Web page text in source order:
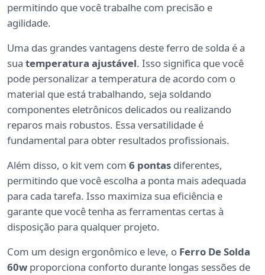
permitindo que você trabalhe com precisão e
agilidade.
Uma das grandes vantagens deste ferro de solda é a
sua temperatura ajustável. Isso significa que você
pode personalizar a temperatura de acordo com o
material que está trabalhando, seja soldando
componentes eletrônicos delicados ou realizando
reparos mais robustos. Essa versatilidade é
fundamental para obter resultados profissionais.
Além disso, o kit vem com 6 pontas diferentes,
permitindo que você escolha a ponta mais adequada
para cada tarefa. Isso maximiza sua eficiência e
garante que você tenha as ferramentas certas à
disposição para qualquer projeto.
Com um design ergonômico e leve, o Ferro De Solda
60w proporciona conforto durante longas sessões de